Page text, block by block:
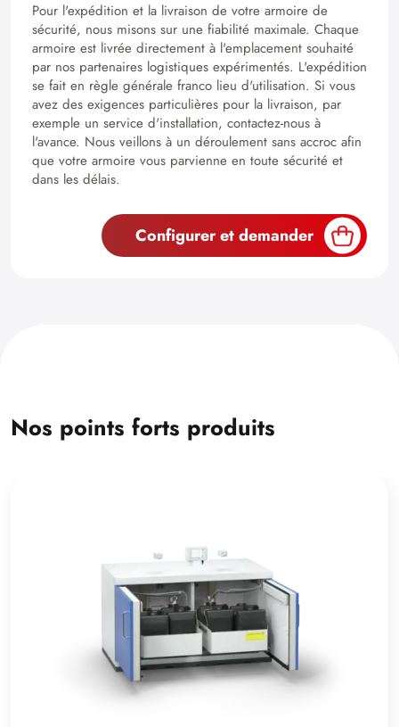
Pour l'expédition et la livraison de votre armoire de
sécurité, nous misons sur une fiabilité maximale. Chaque
armoire est livrée directement à l'emplacement souhaité
par nos partenaires logistiques expérimentés. L'expédition
se fait en règle générale franco lieu d'utilisation. Si vous
avez des exigences particulières pour la livraison, par
exemple un service d'installation, contactez-nous à
l'avance. Nous veillons à un déroulement sans accroc afin
que votre armoire vous parvienne en toute sécurité et
dans les délais.
Configurer et demander
Nos points forts produits